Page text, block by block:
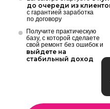
до очереди из
с гарантией заработка
по договору
Получите практическую
базу, с которой сделаете
свой ремонт без ошибок и
выйдете на
стабильный доход